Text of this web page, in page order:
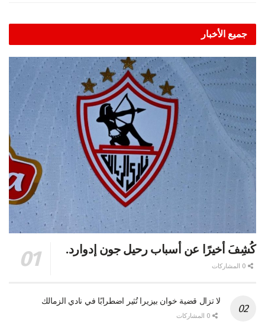
جميع الأخبار
كُشِفَ أخيرًا عن أسباب رحيل جون إدوارد.
لا تزال قضية خوان بيزيرا تُثير اضطرابًا في نادي الزمالك